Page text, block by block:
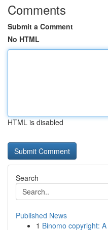
Comments
Submit a Comment
No HTML
HTML is disabled
Search
Published News
1 Binomo copyright: